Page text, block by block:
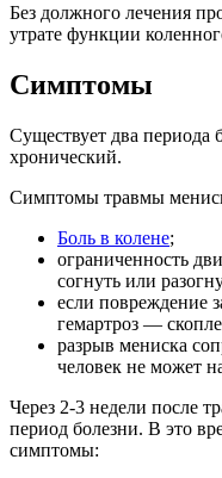
Без должного лечения
утрате функции
Симптомы
Существует два
хронический.
Симптомы травмы
Боль в колене;
ограниченность
согнуть или
если повреждение
гемартроз —
разрыв мениска
человек не может
Через 2-3 недели после
период болезни. В это
симптомы: